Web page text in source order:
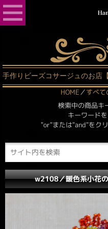
手作りビーズコサージュのお店【カザリ咲色】
HOME ／すべて
検索中の商品キ
キーワード
"or"または"and"をク
w2108／暖色系小花